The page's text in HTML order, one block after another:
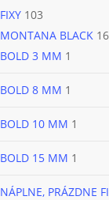
FIXY 103
MONTANA BLACK 16
BOLD 3 MM 1
BOLD 8 MM 1
BOLD 10 MM 1
BOLD 15 MM 1
NÁPLNE, PRÁZDNE